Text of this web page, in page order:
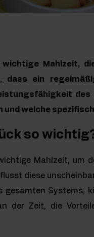
Mahlzeit,
dass ein
welche
so
Mahlzeit, um
diese
gesamten Systems,
der Zeit, die